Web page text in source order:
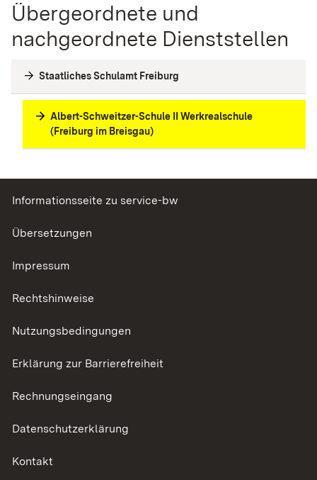
Übergeordnete und
nachgeordnete Dienststellen
Staatliches Schulamt Freiburg
Albert-Schweitzer-Schule II Werkrealschule
(Freiburg im Breisgau)
Informationsseite zu service-bw
Übersetzungen
Impressum
Rechtshinweise
Nutzungsbedingungen
Erklärung zur Barrierefreiheit
Rechnungseingang
Datenschutzerklärung
Kontakt